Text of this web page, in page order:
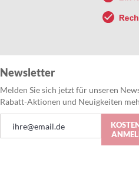
Newsletter
Melden Sie sich jetzt für unseren
Rabatt-Aktionen und Neuigkeiten
zum